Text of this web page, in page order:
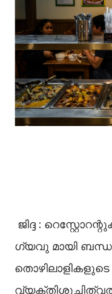
ജിദ്ദ :
ഗ്യവു മായി